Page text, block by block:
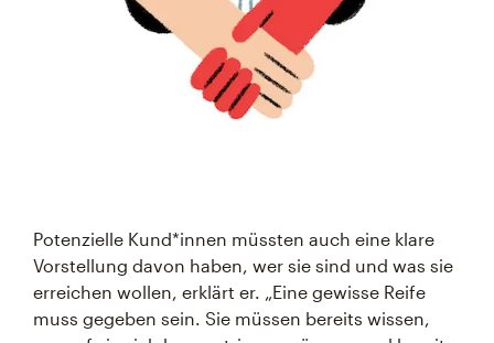
Potenzielle Kund*innen müssten auch eine klare
Vorstellung davon haben, wer sie sind und was sie
erreichen wollen, erklärt er. „Eine gewisse Reife
muss gegeben sein. Sie müssen bereits wissen,